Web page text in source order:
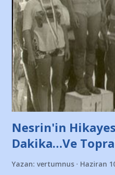
protesto eylemiyle
adına açıklama yapan şahsı
söylüyoruz. Bu son
ait tanıtıcı ilanların
Belediyesi ile mağazaların
de kınıyoruz'' diye de eklemiş
yazının hemen ardından bu
Nesrin'in
Dakika…Ve
Yazan: vertumnus Haziran